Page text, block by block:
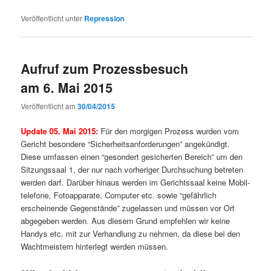
Veröffentlicht unter Repression
Aufruf zum Prozessbesuch
am 6. Mai 2015
Veröffentlicht am30/04/2015
Update 05. Mai 2015: Für den morgi­gen Prozess wur­den vom
Gericht beson­dere “Sicher­heit­san­forderun­gen” angekündigt.
Diese umfassen einen “geson­dert gesicherten Bere­ich” um den
Sitzungssaal 1, der nur nach vorheriger Durch­suchung betreten
wer­den darf. Darüber hin­aus wer­den im Gerichtssaal keine Mobil­
tele­fone, Fotoap­pa­rate, Com­puter etc. sowie “gefährlich
erscheinende Gegen­stände” zuge­lassen und müssen vor Ort
abgegeben wer­den. Aus diesem Grund empfehlen wir keine
Handys etc. mit zur Ver­hand­lung zu nehmen, da diese bei den
Wacht­meis­tern hin­ter­legt wer­den müssen.